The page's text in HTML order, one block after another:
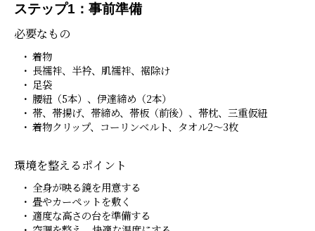
ステップ1：事前準備
必要なもの
着物
長襦袢、半衿、肌襦袢、裾除け
足袋
腰紐（5本）、伊達締め（2本）
帯、帯揚げ、帯締め、帯板（前後）、帯枕、三重仮紐
着物クリップ、コーリンベルト、タオル2～3枚
環境を整えるポイント
全身が映る鏡を用意する
畳やカーペットを敷く
適度な高さの台を準備する